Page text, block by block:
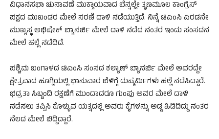
ವಿಧಾನಸಭಾ ಚುನಾವಣೆ ಮುಕ್ತಾಯವಾದ ಬೆನ್ನಲ್ಲೇ ತೃಣಮೂಲ ಕಾಂಗ್ರೆಸ್‌
ಪಕ್ಷದ ಮುಖಂಡರ ಮೇಲೆ ಸರಣಿ ದಾಳಿ ನಡೆಯುತ್ತಿದೆ. ನಿನ್ನೆ ಟಿಎಂಸಿ ಎರಡನೇ
ಮುಖ್ಯಸ್ಥ ಅಭಿಷೇಕ್‌ ಬ್ಯಾನರ್ಜಿ ಮೇಲೆ ದಾಳಿ ನಡೆದ ನಂತರ ಇಂದು ಸಂಸದನ
ಮೇಲೆ ಹಲ್ಲೆ ನಡೆದಿದೆ.
ಪಶ್ಚಿಮ ಬಂಗಾಳದ ಟಿಎಂಸಿ ಸಂಸದ ಕಲ್ಯಾಣ್‌ ಬ್ಯಾನರ್ಜಿ ಮೇಲೆ ಅವರದ್ದೇ
ಕ್ಷೇತ್ರವಾದ ಹೂಗ್ಲಿಯಲ್ಲಿ ಭಾನುವಾರ ಬೆಳಿಗ್ಗೆ ದುಷ್ಕರ್ಮಿಗಳು ಹಲ್ಲೆ ನಡೆಸಿದ್ದಾರೆ.
ಭದ್ರತಾ ಸಿಬ್ಬಂದಿ ರಕ್ಷಣೆಗೆ ಮುಂದಾದರೂ ಗುಂಪು ಅವರ ಮೇಲೆ ದಾಳಿ
ನಡೆಸಲು ತಪ್ಪಿಸಿ ಕೊಳ್ಳುವ ಯತ್ನದಲ್ಲಿ ಅವರು ಕೈಗಳನ್ನು ಅಡ್ಡ ಹಿಡಿದಿದ್ದು ನಂತರ
ನೆಲದ ಮೇಲೆ ಬಿದ್ದಿದ್ದಾರೆ.